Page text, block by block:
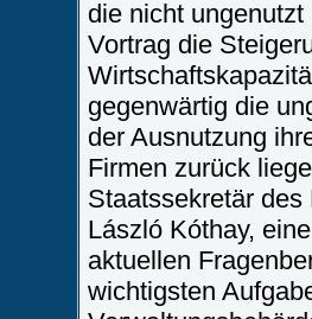
die nicht
Vortrag die
gegenwärtig die
der Ausnutzung
Firmen zurück
Staatssekretär
László Kóthay,
aktuellen
wichtigsten